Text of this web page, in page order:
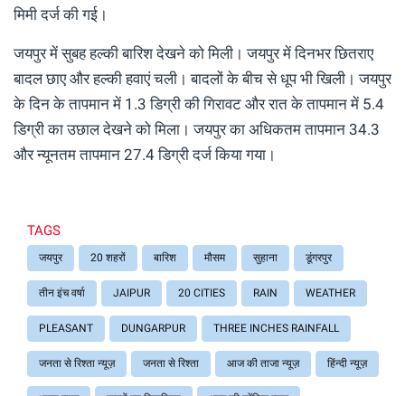
मिमी दर्ज की गई।
जयपुर में सुबह हल्की बारिश देखने को मिली। जयपुर में दिनभर छितराए
बादल छाए और हल्की हवाएं चली। बादलों के बीच से धूप भी खिली। जयपुर
के दिन के तापमान में 1.3 डिग्री की गिरावट और रात के तापमान में 5.4
डिग्री का उछाल देखने को मिला। जयपुर का अधिकतम तापमान 34.3
और न्यूनतम तापमान 27.4 डिग्री दर्ज किया गया।
TAGS
जयपुर 20 शहरों बारिश मौसम सुहाना डूंगरपुर
तीन इंच वर्षा JAIPUR 20 CITIES RAIN WEATHER
PLEASANT DUNGARPUR THREE INCHES RAINFALL
जनता से रिश्ता न्यूज़ जनता से रिश्ता आज की ताजा न्यूज़ हिंन्दी न्यूज़